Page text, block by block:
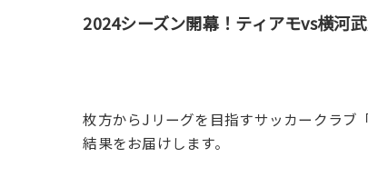
2024シーズン開幕！ティアモvs横河
枚方からJリーグを目指すサッカークラブ
結果をお届けします。